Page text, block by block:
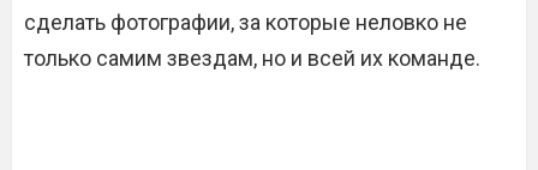
сделать фотографии, за которые неловко не
только самим звездам, но и всей их команде.